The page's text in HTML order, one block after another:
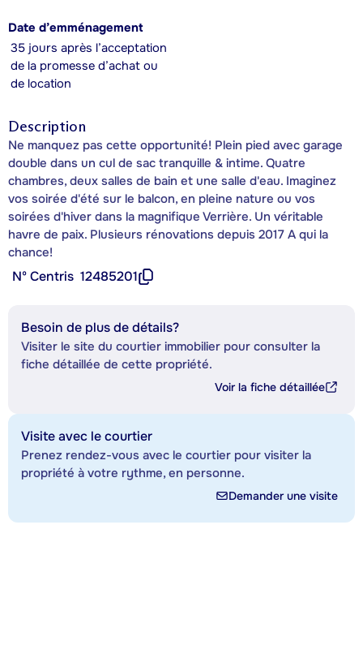
Date d’emménagement
35 jours après l’acceptation
de la promesse d’achat ou
de location
Description
Ne manquez pas cette opportunité! Plein pied avec garage
double dans un cul de sac tranquille & intime. Quatre
chambres, deux salles de bain et une salle d'eau. Imaginez
vos soirée d'été sur le balcon, en pleine nature ou vos
soirées d'hiver dans la magnifique Verrière. Un véritable
havre de paix. Plusieurs rénovations depuis 2017 A qui la
chance!
Nº Centris 12485201
Besoin de plus de détails?
Visiter le site du courtier immobilier pour consulter la
fiche détaillée de cette propriété.
Voir la fiche détaillée
Visite avec le courtier
Prenez rendez-vous avec le courtier pour visiter la
propriété à votre rythme, en personne.
Demander une visite